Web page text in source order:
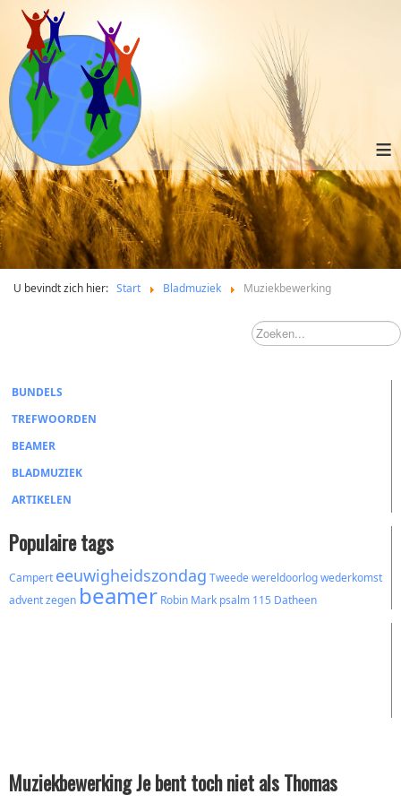
≡
U bevindt zich hier: Start Bladmuziek Muziekbewerking
BUNDELS
TREFWOORDEN
BEAMER
BLADMUZIEK
ARTIKELEN
Populaire tags
Campert eeuwigheidszondag Tweede wereldoorlogwederkomst
adventzegen beamer Robin Mark psalm 115 Datheen
Muziekbewerking Je bent toch niet als Thomas